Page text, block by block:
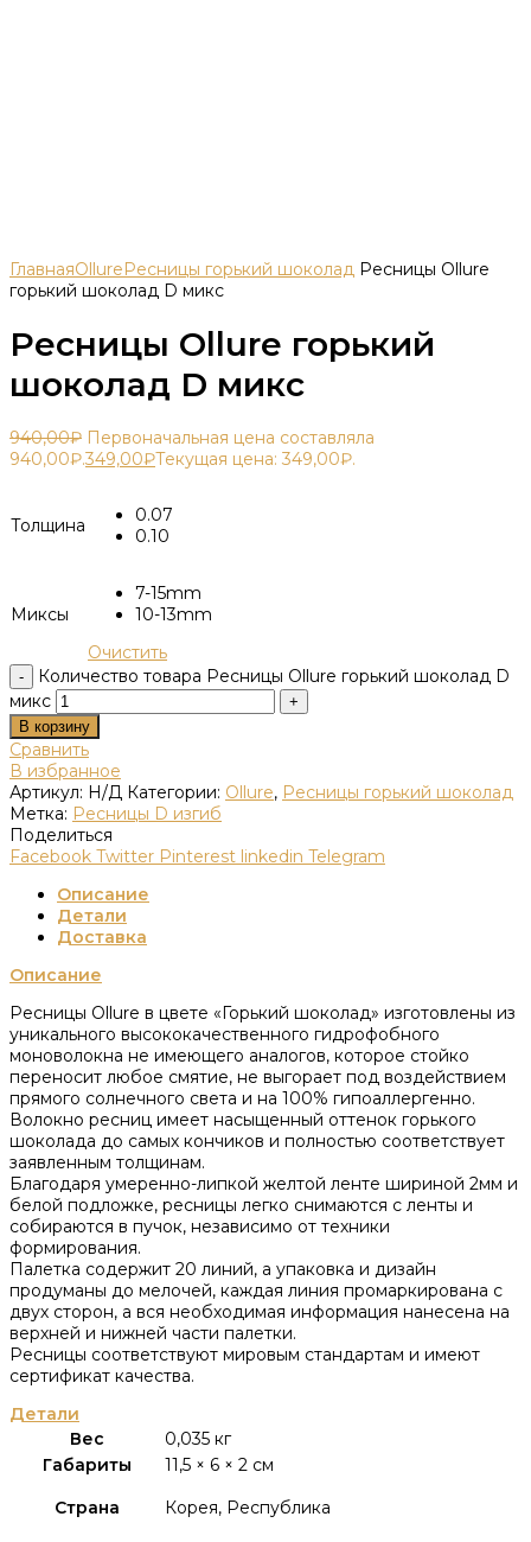
ГлавнаяOllureРесницы горький шоколад Ресницы Ollure
горький шоколад D микс
Ресницы Ollure горький
шоколад D микс
940,00₽ Первоначальная цена составляла
940,00₽.349,00₽Текущая цена: 349,00₽.
Толщина
0.07
0.10
Миксы
7-15mm
10-13mm
Очистить
Количество товара Ресницы Ollure горький шоколад D
микс
В корзину
Сравнить
В избранное
Артикул: Н/Д Категории: Ollure, Ресницы горький шоколад
Метка: Ресницы D изгиб
Поделиться
Facebook Twitter Pinterest linkedin Telegram
Описание
Детали
Доставка
Описание
Ресницы Ollure в цвете «Горький шоколад» изготовлены из
уникального высококачественного гидрофобного
моноволокна не имеющего аналогов, которое стойко
переносит любое смятие, не выгорает под воздействием
прямого солнечного света и на 100% гипоаллергенно.
Волокно ресниц имеет насыщенный оттенок горького
шоколада до самых кончиков и полностью соответствует
заявленным толщинам.
Благодаря умеренно-липкой желтой ленте шириной 2мм и
белой подложке, ресницы легко снимаются с ленты и
собираются в пучок, независимо от техники
формирования.
Палетка содержит 20 линий, а упаковка и дизайн
продуманы до мелочей, каждая линия промаркирована с
двух сторон, а вся необходимая информация нанесена на
верхней и нижней части палетки.
Ресницы соответствуют мировым стандартам и имеют
сертификат качества.
Детали
Вес
0,035 кг
Габариты
11,5 × 6 × 2 см
Страна
Корея, Республика